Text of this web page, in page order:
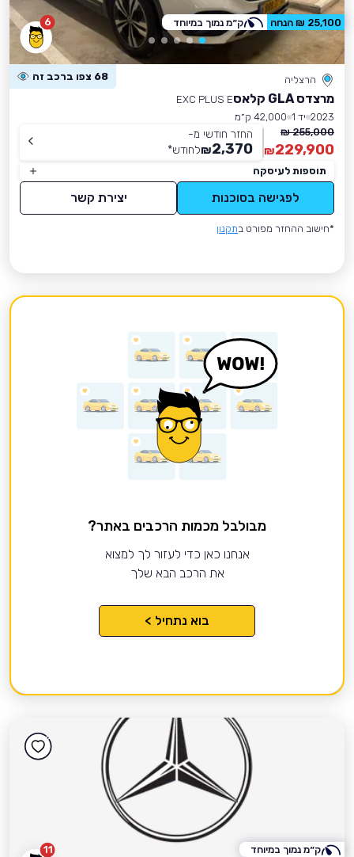
6
הרצליה 68 צפו ברכב זה
מרצדס GLA קלאס
EXC PLUS E
2023 יד 1
42,000 ק״מ
255,000 ₪
229,900
₪
החזר חודשי מ-
2,370
₪לחודש*
תוספות לעיסקה
לפגישה בסוכנות יצירת קשר
*חישוב ההחזר מפורט בתקנון
25,100 ₪ הנחה ק״מ נמוך במיוחד
מבולבל מכמות הרכבים באתר?
אנחנו כאן כדי לעזור לך למצוא
את הרכב הבא שלך
בוא נתחיל >
11 ק״מ נמוך במיוחד